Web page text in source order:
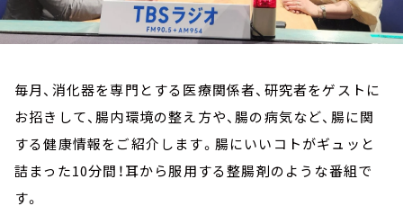
毎月、消化器を専門とする医療関係者、研究者をゲストに
お招きして、腸内環境の整え方や、腸の病気など、腸に関
する健康情報をご紹介します。腸にいいコトがギュッと
詰まった10分間！耳から服用する整腸剤のような番組で
す。